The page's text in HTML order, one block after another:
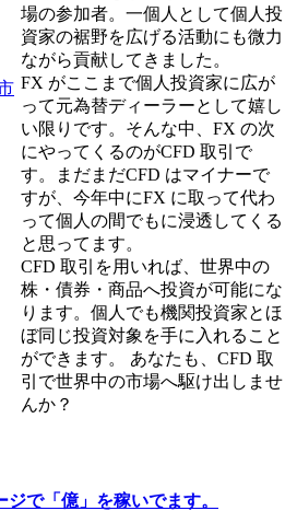
場の参加者。一個人として個人投
資家の裾野を広げる活動にも微力
ながら貢献してきました。
FX がここまで個人投資家に広が
って元為替ディーラーとして嬉し
い限りです。そんな中、FX の次
にやってくるのがCFD 取引で
す。まだまだCFD はマイナーで
すが、今年中にFX に取って代わ
って個人の間でもに浸透してくる
と思ってます。
CFD 取引を用いれば、世界中の
株・債券・商品へ投資が可能にな
ります。個人でも機関投資家とほ
ぼ同じ投資対象を手に入れること
ができます。 あなたも、CFD 取
引で世界中の市場へ駆け出しませ
んか？
で「億」を稼いでます。